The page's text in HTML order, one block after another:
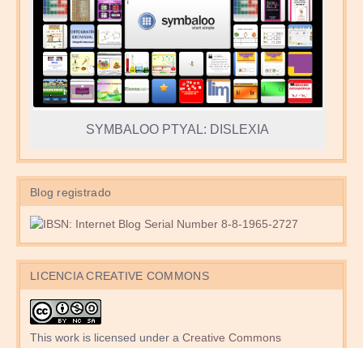
SYMBALOO PTYAL: DISLEXIA
Blog registrado
LICENCIA CREATIVE COMMONS
This work is licensed under a Creative Commons